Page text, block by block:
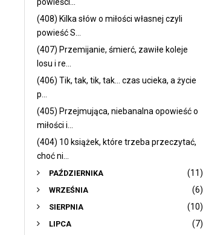
(408) Kilka słów o miłości własnej czyli
powieść S...
(407) Przemijanie, śmierć, zawiłe koleje
losu i re...
(406) Tik, tak, tik, tak... czas ucieka, a życie
p...
(405) Przejmująca, niebanalna opowieść o
miłości i...
(404) 10 książek, które trzeba przeczytać,
choć ni...
PAŹDZIERNIKA (11)
WRZEŚNIA (6)
SIERPNIA (10)
LIPCA (7)